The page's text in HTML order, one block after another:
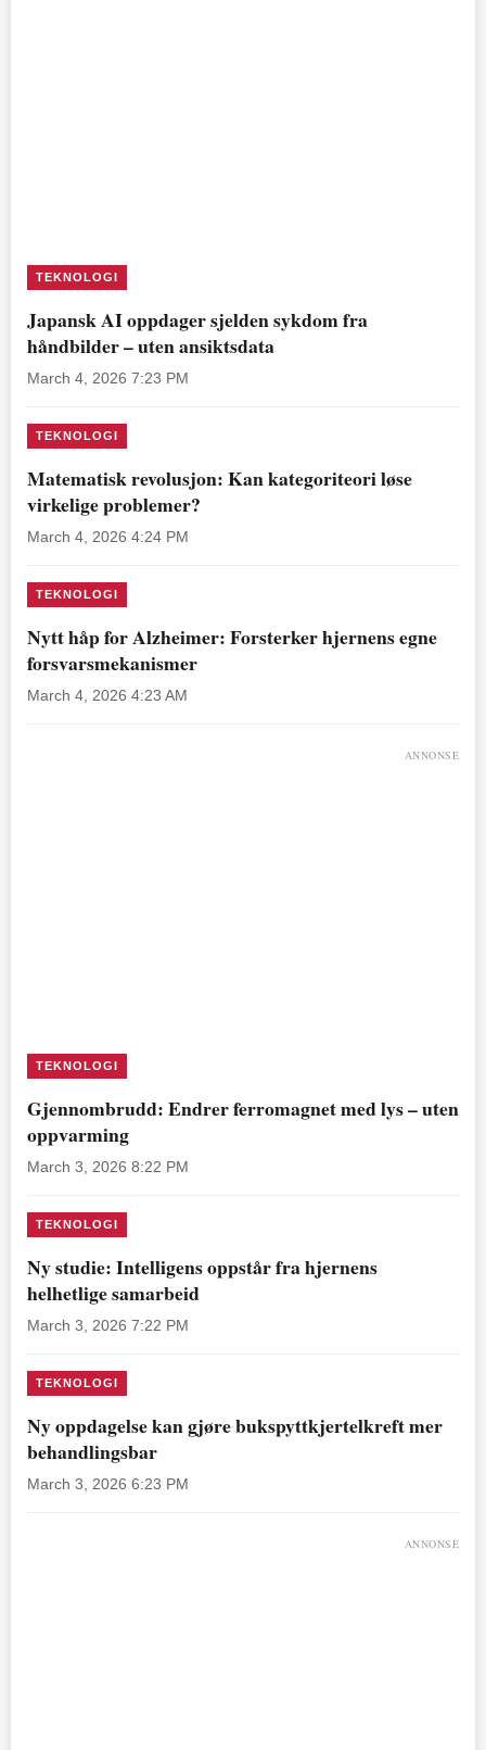
TEKNOLOGI
Japansk AI oppdager sjelden sykdom fra
håndbilder – uten ansiktsdata
March 4, 2026 7:23 PM
TEKNOLOGI
Matematisk revolusjon: Kan kategoriteori løse
virkelige problemer?
March 4, 2026 4:24 PM
TEKNOLOGI
Nytt håp for Alzheimer: Forsterker hjernens egne
forsvarsmekanismer
March 4, 2026 4:23 AM
ANNONSE
TEKNOLOGI
Gjennombrudd: Endrer ferromagnet med lys – uten
oppvarming
March 3, 2026 8:22 PM
TEKNOLOGI
Ny studie: Intelligens oppstår fra hjernens
helhetlige samarbeid
March 3, 2026 7:22 PM
TEKNOLOGI
Ny oppdagelse kan gjøre bukspyttkjertelkreft mer
behandlingsbar
March 3, 2026 6:23 PM
ANNONSE